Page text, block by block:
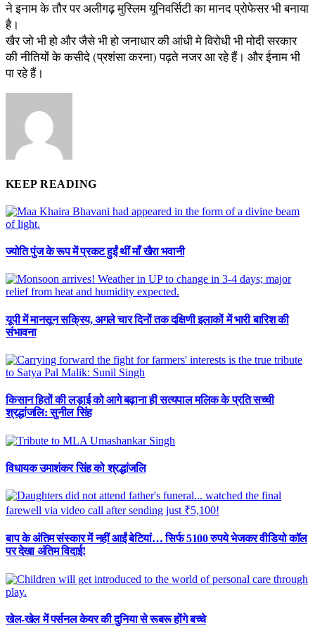
ने इनाम के तौर पर अलीगढ़ मुस्लिम यूनिवर्सिटी का मानद प्रोफेसर भी बनाया
है।
खैर जो भी हो और जैसे भी हो जनाधार की आंधी मे विरोधी भी मोदी सरकार
की नीतियों के कसीदे (प्रशंसा करना) पढ़ते नजर आ रहे हैं। और ईनाम भी
पा रहे हैं।
KEEP READING
ज्योति पुंज के रूप में प्रकट हुईं थीं माँ खैरा भवानी
यूपी में मानसून सक्रिय, अगले चार दिनों तक दक्षिणी इलाकों में भारी बारिश की
संभावना
किसान हितों की लड़ाई को आगे बढ़ाना ही सत्यपाल मलिक के प्रति सच्ची
श्रद्धांजलि: सुनील सिंह
विधायक उमाशंकर सिंह को श्रद्धांजलि
बाप के अंतिम संस्कार में नहीं आईं बेटियां… सिर्फ 5100 रुपये भेजकर वीडियो कॉल
पर देखा अंतिम विदाई!
खेल-खेल में पर्सनल केयर की दुनिया से रूबरू होंगे बच्चे